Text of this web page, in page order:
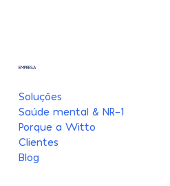
Soluções
Saúde mental & NR-1
Porque a Witto
Clientes
Blog
EMPRESA